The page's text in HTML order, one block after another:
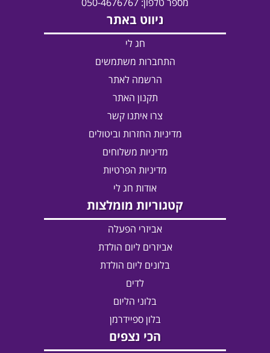
ניווט באתר
חג לי
התחברות משתמשים
הרשמה לאתר
תקנון האתר
צרו איתנו קשר
מדיניות החזרות וביטולים
מדיניות משלוחים
מדיניות הפרטיות
אודות חג לי
קטגוריות מומלצות
אביזרי הפעלה
אביזרים ליום הולדת
בלונים ליום הולדת
לדים
בלוני הליום
בלון ספיידרמן
הכי נצפים